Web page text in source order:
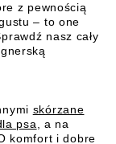
z pewnością
– to one
nasz cały
skórzane
psa, a na
komfort i dobre